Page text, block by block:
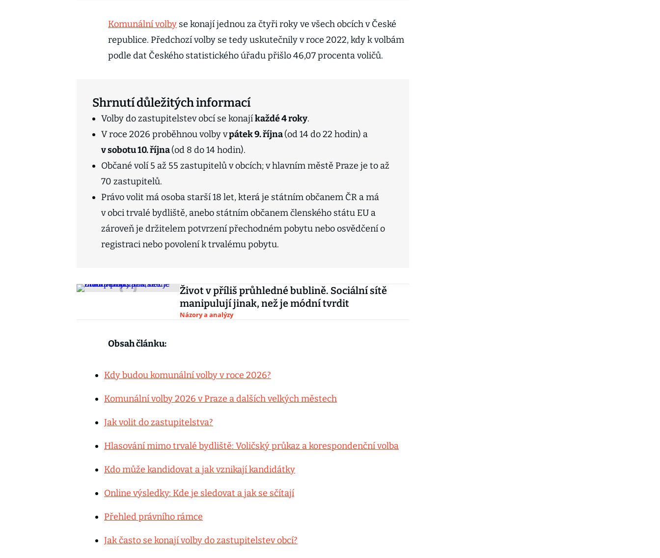
Komunální volby se konají jednou za čtyři roky ve všech obcích v České
republice. Předchozí volby se tedy uskutečnily v roce 2022, kdy k volbám
podle dat Českého statistického úřadu přišlo 46,07 procenta voličů.
Shrnutí důležitých informací
Volby do zastupitelstev obcí se konajíkaždé 4 roky.
V roce 2026 proběhnou volby vpátek 9. října(od 14 do 22 hodin) a
v sobotu 10. října(od 8 do 14 hodin).
Občané volí 5 až 55 zastupitelů v obcích; v hlavním městě Praze je to až
70 zastupitelů.
Právo volit má osoba starší 18 let, která je státním občanem ČR a má
v obci trvalé bydliště, anebo státním občanem členského státu EU a
zároveň je držitelem potvrzení přechodném pobytu nebo osvědčení o
registraci nebo povolení k trvalému pobytu.
Život v příliš průhledné bublině. Sociální sítě
manipulují jinak, než je módní tvrdit
Názory a analýzy
Obsah článku:
Kdy budou komunální volby v roce 2026?
Komunální volby 2026 v Praze a dalších velkých městech
Jak volit do zastupitelstva?
Hlasování mimo trvalé bydliště: Voličský průkaz a korespondenční volba
Kdo může kandidovat a jak vznikají kandidátky
Online výsledky: Kde je sledovat a jak se sčítají
Přehled právního rámce
Jak často se konají volby do zastupitelstev obcí?